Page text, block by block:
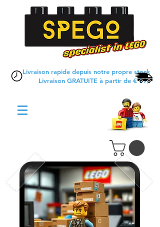
Livraison rapide depuis notre propre stock
Livraison GRATUITE à partir de € 79,-